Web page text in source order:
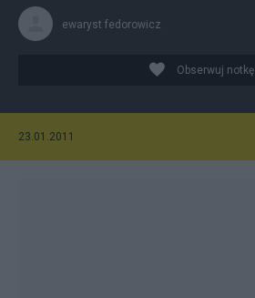
ewaryst fedorowicz
Obserwuj notkę
23.01.2011